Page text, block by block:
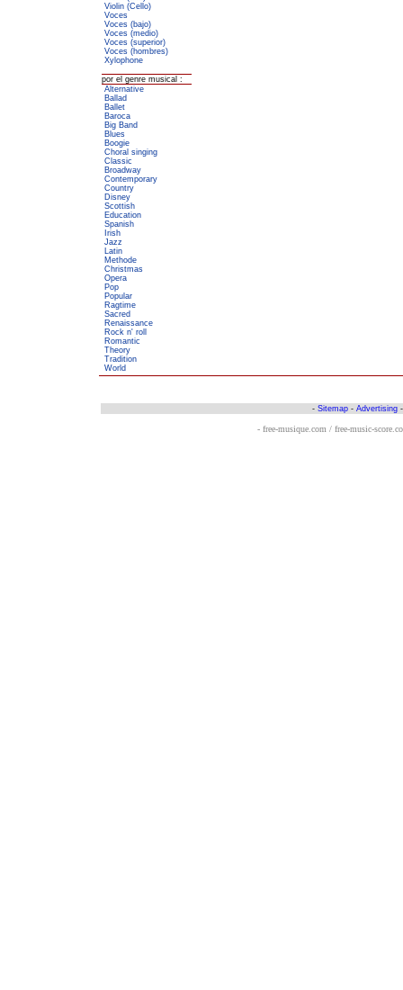
Violin (Cello)
Voces
Voces (bajo)
Voces (medio)
Voces (superior)
Voces (hombres)
Xylophone
por el genre musical :
Alternative
Ballad
Ballet
Baroca
Big Band
Blues
Boogie
Choral singing
Classic
Broadway
Contemporary
Country
Disney
Scottish
Education
Spanish
Irish
Jazz
Latin
Methode
Christmas
Opera
Pop
Popular
Ragtime
Sacred
Renaissance
Rock n' roll
Romantic
Theory
Tradition
World
- Sitemap - Advertising
- free-musique.com / free-music-